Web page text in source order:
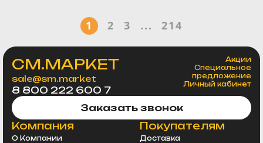
1 2 3 ... 214
СМ.МАРКЕТ
sale@sm.market
8 800 222 600 7
Акции
Специальное
предложение
Личный кабинет
Заказать звонок
Компания
О Компании
Покупателям
Доставка